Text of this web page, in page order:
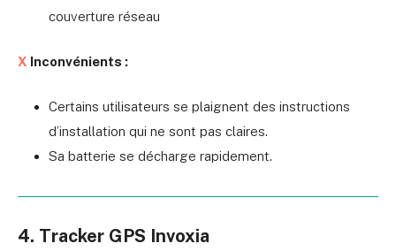
couverture réseau
X Inconvénients :
Certains utilisateurs se plaignent des instructions
d’installation qui ne sont pas claires.
Sa batterie se décharge rapidement.
4. Tracker GPS Invoxia